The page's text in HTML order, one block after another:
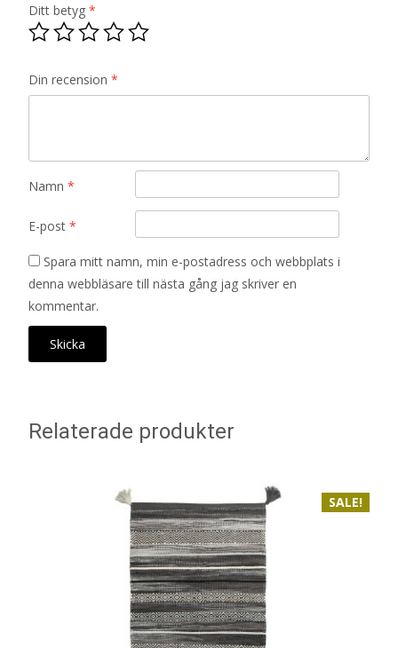
Ditt betyg *
Din recension *
Namn *
E-post *
Spara mitt namn, min e-postadress och webbplats i
denna webbläsare till nästa gång jag skriver en
kommentar.
Relaterade produkter
SALE!